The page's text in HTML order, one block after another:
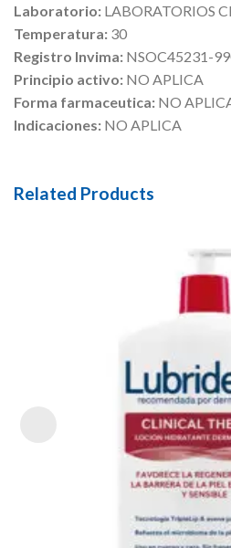
Laboratorio: LABORATORIOS
Temperatura: 30
Registro Invima: NSOC45231-
Principio activo: NO APLICA
Forma farmaceutica: NO
Indicaciones: NO APLICA
Related Products